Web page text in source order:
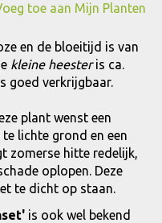
toe aan Mijn Planten
en de bloeitijd is van
kleine heesteris ca.
goed verkrijgbaar.
plant wenst een
lichte grond en een
zomerse hitte redelijk,
oplopen. Deze
te dicht op staan.
is ook wel bekend